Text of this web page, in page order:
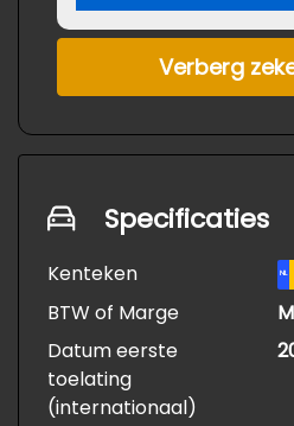
Verberg
Specificaties
Kenteken NL
BTW of Marge
Datum eerste
toelating
(internationaal)